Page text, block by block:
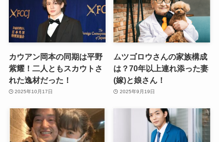
カウアン岡本の同期は平野
紫耀！二人ともスカウトさ
れた逸材だった！
2025年10月17日
ムツゴロウさんの家族構成
は？70年以上連れ添った妻
(嫁)と娘さん！
2025年9月19日